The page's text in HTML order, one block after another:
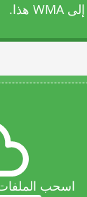
هذا.
اسحب الملفات